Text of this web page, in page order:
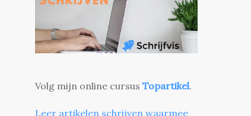
Volg mijn online cursusTopartikel.
Leer artikelen schrijven waarmee